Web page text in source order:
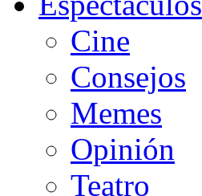
Cine
Consejos
Memes
Opinión
Teatro